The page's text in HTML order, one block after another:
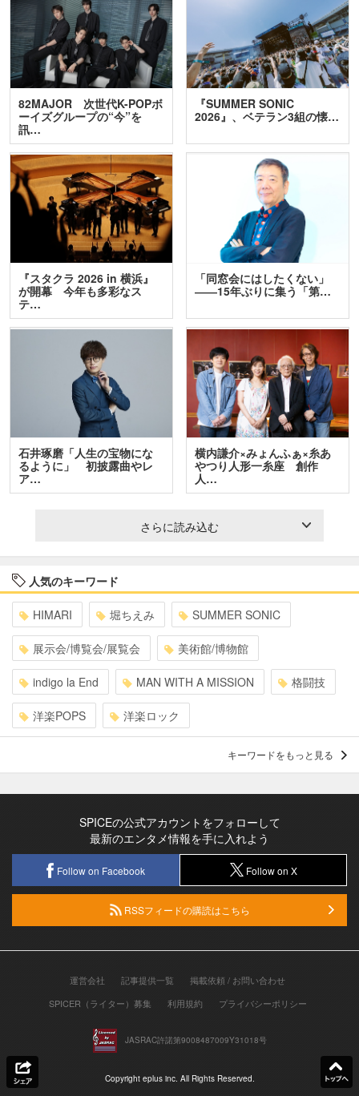
82MAJOR 次世代K-POPボ
ーイズグループの“今”を
訊…
『SUMMER SONIC
2026』、ベテラン3組の懐…
『スタクラ 2026 in 横浜』
が開幕 今年も多彩なス
テ…
「同窓会にはしたくない」
――15年ぶりに集う「第…
石井琢磨「人生の宝物にな
るように」 初披露曲やレ
ア…
横内謙介×みょんふぁ×糸あ
やつり人形一糸座 創作
人…
さらに読み込む
人気のキーワード
HIMARI 堀ちえみ SUMMER SONIC
展示会/博覧会/展覧会 美術館/博物館
indigo la End MAN WITH A MISSION 格闘技
洋楽POPS 洋楽ロック
キーワードをもっと見る
SPICEの公式アカウントをフォローして
最新のエンタメ情報を手に入れよう
Follow on Facebook Follow on X
RSSフィードの購読はこちら
運営会社 記事提供一覧
掲載依頼 / お問い合わせ
SPICER（ライター）募集
利用規約 プライバシーポリシー
JASRAC許諾第9008487009Y31018号
Copyright eplus inc. All Rights Reserved.